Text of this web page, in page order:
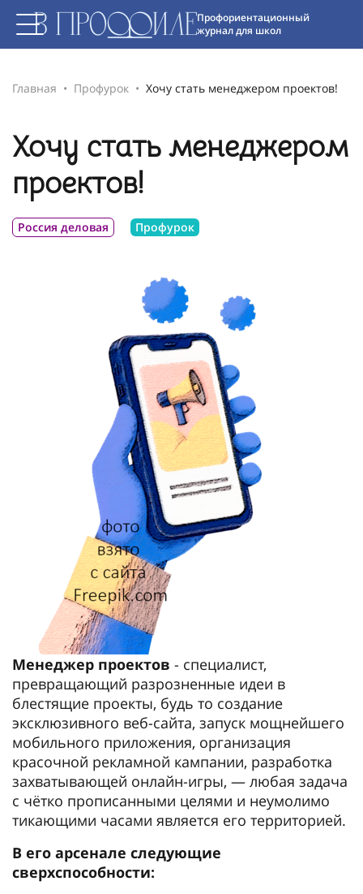
Профориентационный
журнал для школ
Главная Профурок Хочу стать менеджером проектов!
Хочу стать менеджером
проектов!
Россия деловая Профурок
Менеджер проектов - специалист,
превращающий разрозненные идеи в
блестящие проекты, будь то создание
эксклюзивного веб-сайта, запуск мощнейшего
мобильного приложения, организация
красочной рекламной кампании, разработка
захватывающей онлайн-игры, — любая задача
с чётко прописанными целями и неумолимо
тикающими часами является его территорией.
В его арсенале следующие
сверхспособности: